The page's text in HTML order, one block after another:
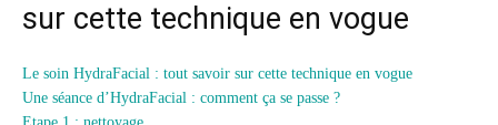
sur cette technique en vogue
Le soin HydraFacial : tout savoir sur cette technique en vogue
Une séance d’HydraFacial : comment ça se passe ?